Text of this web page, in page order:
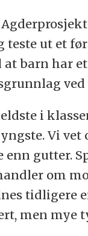
teste ut et
barn har
ved
i
Vi vet
enn gutter.
om
tidligere
men mye